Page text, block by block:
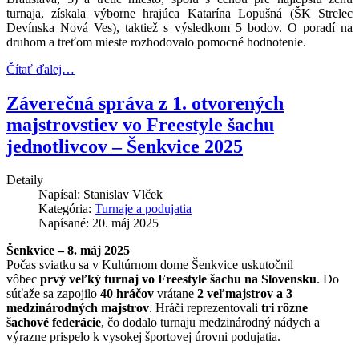
turnaja, získala výborne hrajúca Katarína Lopušná (ŠK Strelec
Devínska Nová Ves), taktiež s výsledkom 5 bodov. O poradí na
druhom a treťom mieste rozhodovalo pomocné hodnotenie.
Čítať ďalej…
Záverečná správa z 1. otvorených
majstrovstiev vo Freestyle šachu
jednotlivcov – Šenkvice 2025
Detaily
Napísal: Stanislav Vlček
Kategória: Turnaje a podujatia
Napísané: 20. máj 2025
Šenkvice – 8. máj 2025
Počas sviatku sa v Kultúrnom dome Šenkvice uskutočnil
vôbec prvý veľký turnaj vo Freestyle šachu na Slovensku. Do
súťaže sa zapojilo 40 hráčov vrátane 2 veľmajstrov a 3
medzinárodných majstrov. Hráči reprezentovali tri rôzne
šachové federácie, čo dodalo turnaju medzinárodný nádych a
výrazne prispelo k vysokej športovej úrovni podujatia.